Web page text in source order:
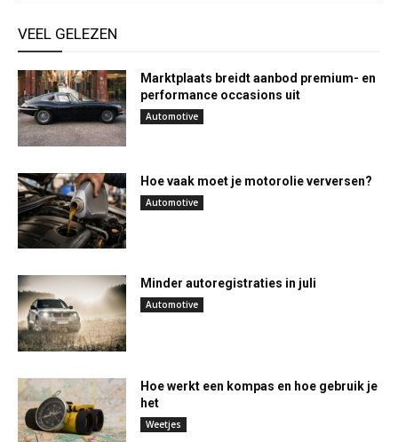
VEEL GELEZEN
Marktplaats breidt aanbod premium- en
performance occasions uit
Automotive
Hoe vaak moet je motorolie verversen?
Automotive
Minder autoregistraties in juli
Automotive
Hoe werkt een kompas en hoe gebruik je
het
Weetjes